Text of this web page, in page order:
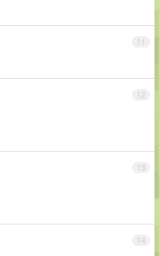
11
12
13
14